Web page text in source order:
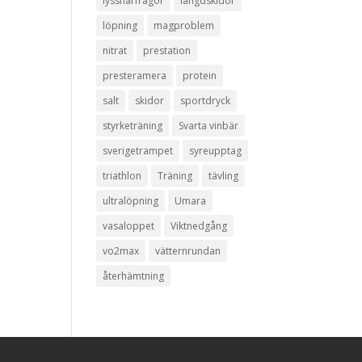
löpning
magproblem
nitrat
prestation
presteramera
protein
salt
skidor
sportdryck
styrketräning
Svarta vinbär
sverigetrampet
syreupptag
triathlon
Träning
tävling
ultralöpning
Umara
vasaloppet
Viktnedgång
vo2max
vätternrundan
återhämtning